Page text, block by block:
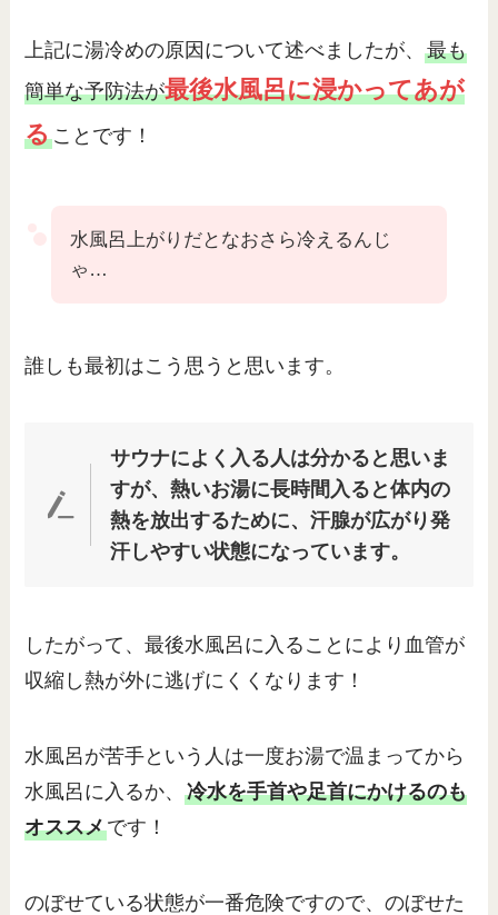
上記に湯冷めの原因について述べましたが、最も
簡単な予防法が最後水風呂に浸かってあが
ることです！
水風呂上がりだとなおさら冷えるんじ
ゃ…
誰しも最初はこう思うと思います。
サウナによく入る人は分かると思いま
すが、熱いお湯に長時間入ると体内の
熱を放出するために、汗腺が広がり発
汗しやすい状態になっています。
したがって、最後水風呂に入ることにより血管が
収縮し熱が外に逃げにくくなります！
水風呂が苦手という人は一度お湯で温まってから
水風呂に入るか、冷水を手首や足首にかけるのも
オススメです！
のぼせている状態が一番危険ですので、のぼせた